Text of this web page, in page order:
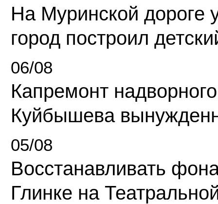
На Муринской дороге
город построил
06/08
Капремонт
Куйбышева
05/08
Восстанавливать
Глинке на